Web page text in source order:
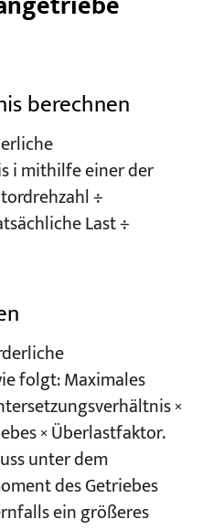
berechnen
i mithilfe einer der
÷
Last ÷
folgt: Maximales
×
× Überlastfaktor.
unter dem
des Getriebes
ein größeres